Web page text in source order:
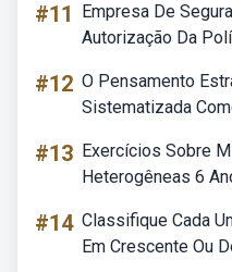
#11
Empresa De
Autorização Da
#12 O Pensamento
Sistematizada
#13 Exercícios Sobre
Heterogêneas 6
#14 Classifique Cada
Em Crescente Ou